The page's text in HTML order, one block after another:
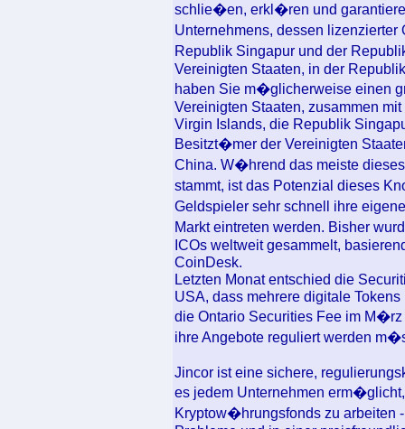
schlie�en, erkl�ren und
Unternehmens, dessen
Republik Singapur und der
Vereinigten Staaten, in der
haben Sie m�glicherweise einen
Vereinigten Staaten, zusammen
Virgin Islands, die Republik
Besitzt�mer der Vereinigten
China. W�hrend das meiste
stammt, ist das Potenzial dieses
Geldspieler sehr schnell ihre
Markt eintreten werden. Bisher
ICOs weltweit gesammelt,
CoinDesk.
Letzten Monat entschied die
USA, dass mehrere digitale
die Ontario Securities Fee im
ihre Angebote reguliert werden
Jincor ist eine sichere,
es jedem Unternehmen
Kryptow�hrungsfonds zu arbeiten